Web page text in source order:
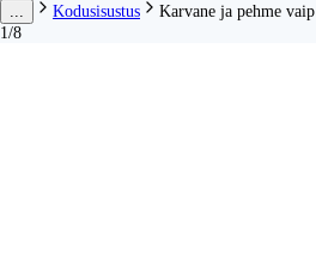
Kodusisustus
Karvane ja pehme vaip
1/8